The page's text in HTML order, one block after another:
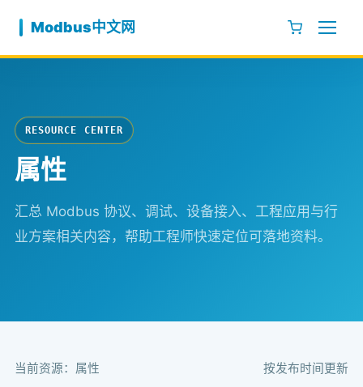
Modbus中文网
RESOURCE CENTER
属性
汇总 Modbus 协议、调试、设备接入、工程应用与行
业方案相关内容，帮助工程师快速定位可落地资料。
当前资源：属性 按发布时间更新